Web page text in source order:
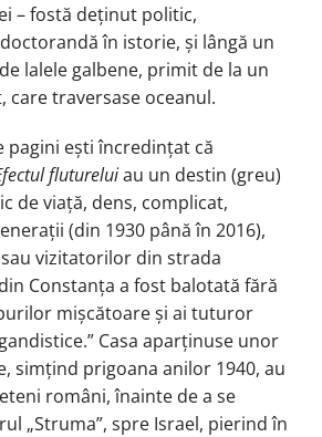
– fostă deținut politic,
în istorie, și lângă un
lalele galbene, primit de la un
care traversase oceanul.
pagini ești încredințat că
flutureluiau un destin (greu)
de viață, dens, complicat,
(din 1930 până în 2016),
vizitatorilor din strada
Constanța a fost balotată fără
mișcătoare și ai tuturor
Casa aparținuse unor
simțind prigoana anilor 1940, au
români, înainte de a se
„Struma”, spre Israel, pierind în